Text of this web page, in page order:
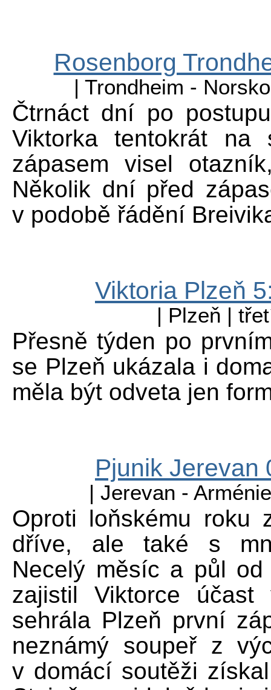
Rosenborg
| Trondheim -
Čtrnáct dní po
Viktorka tentokrát na
zápasem visel
Několik dní před
v podobě řádění
Viktoria Plzeň
| Plzeň |
Přesně týden po
se Plzeň ukázala i
měla být odveta jen
Pjunik Jerevan
| Jerevan -
Oproti loňskému roku
dříve, ale také s
Necelý měsíc a půl
zajistil Viktorce
sehrála Plzeň první
neznámý soupeř z
v domácí soutěži